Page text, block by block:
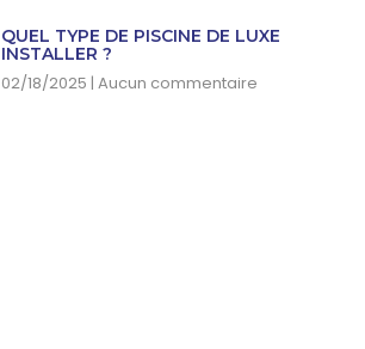
QUEL TYPE DE PISCINE DE LUXE
INSTALLER ?
02/18/2025 Aucun commentaire